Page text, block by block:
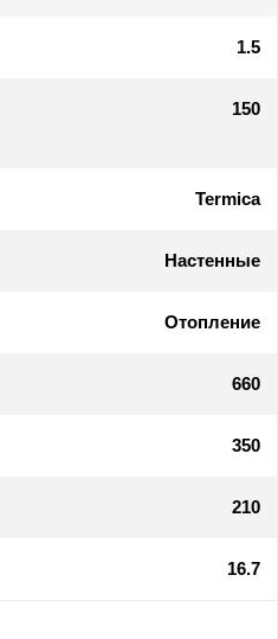
1.5
150
Termica
Настенные
Отопление
660
350
210
16.7